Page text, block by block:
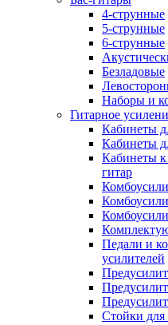
4-струнные
5-струнные
6-струнные
Безладовые
Наборы и
Гитарное
Кабинеты
Кабинеты
Кабинеты к
гитар
Педали и
усилителей
Стойки для